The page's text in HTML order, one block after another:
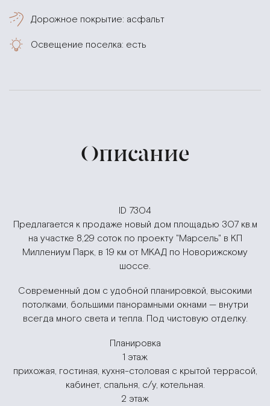
Дорожное покрытие: асфальт
Освещение поселка: есть
Описание
ID 7304
Предлагается к продаже новый дом площадью 307 кв.м
на участке 8,29 соток по проекту "Марсель" в КП
Миллениум Парк, в 19 км от МКАД по Новорижскому
шоссе.
Современный дом с удобной планировкой, высокими
потолками, большими панорамными окнами — внутри
всегда много света и тепла. Под чистовую отделку.
Планировка
1 этаж
прихожая, гостиная, кухня-столовая с крытой террасой,
кабинет, спальня, с/у, котельная.
2 этаж